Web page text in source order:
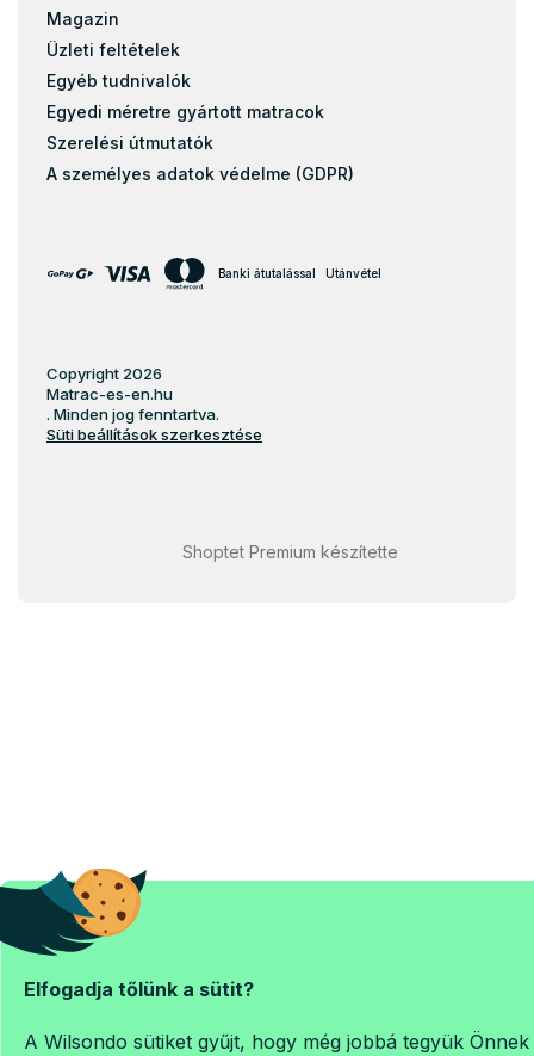
Elfogadja tőlünk a sütit?
A Wilsondo sütiket gyűjt, hogy még jobbá tegyük Önnek
Magazin
Üzleti feltételek
Egyéb tudnivalók
Egyedi méretre gyártott matracok
Szerelési útmutatók
A személyes adatok védelme (GDPR)
Banki átutalással Utánvétel
Shoptet Premium készítette
Copyright 2026
Matrac-es-en.hu
. Minden jog fenntartva.
Süti beállítások szerkesztése